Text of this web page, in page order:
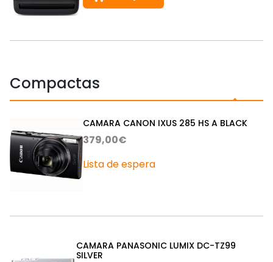
Compactas
CAMARA CANON IXUS 285 HS A BLACK
379,00€
Lista de espera
CAMARA PANASONIC LUMIX DC-TZ99
SILVER